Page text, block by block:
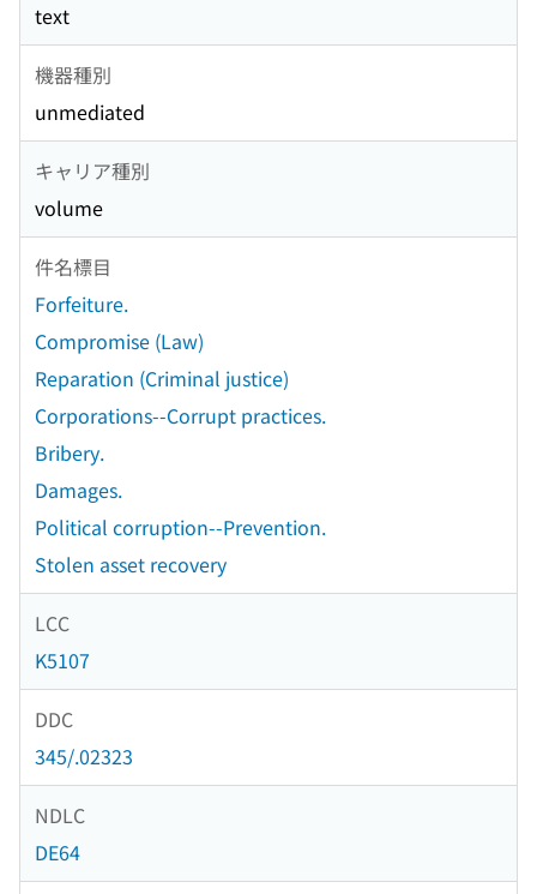
text
機器種別
unmediated
キャリア種別
volume
件名標目
Forfeiture.
Compromise (Law)
Reparation (Criminal justice)
Corporations--Corrupt practices.
Bribery.
Damages.
Political corruption--Prevention.
Stolen asset recovery
LCC
K5107
DDC
345/.02323
NDLC
DE64